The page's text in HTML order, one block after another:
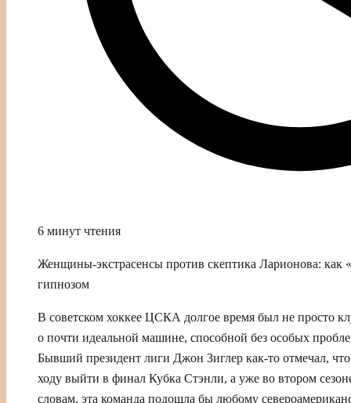
6 минут чтения
Женщины-экстрасенсы против скептика Ларионова: как
гипнозом
В советском хоккее ЦСКА долгое время был не просто
о почти идеальной машине, способной без особых
Бывший президент лиги Джон Зиглер как‑то отмечал,
ходу выйти в финал Кубка Стэнли, а уже во втором
словам, эта команда подошла бы любому